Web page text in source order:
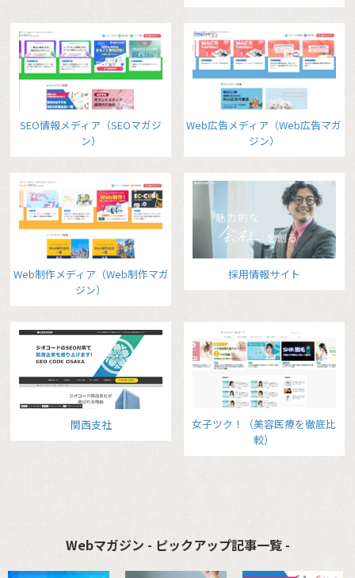
SEO情報メディア（SEOマガジ
ン）
Web広告メディア（Web広告マガ
ジン）
Web制作メディア（Web制作マガ
ジン）
採用情報サイト
関西支社
女子ツク！（美容医療を徹底比
較）
Webマガジン - ピックアップ記事一覧 -